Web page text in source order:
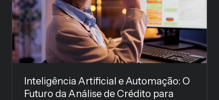
Inteligência Artificial e Automação: O
Futuro da Análise de Crédito para